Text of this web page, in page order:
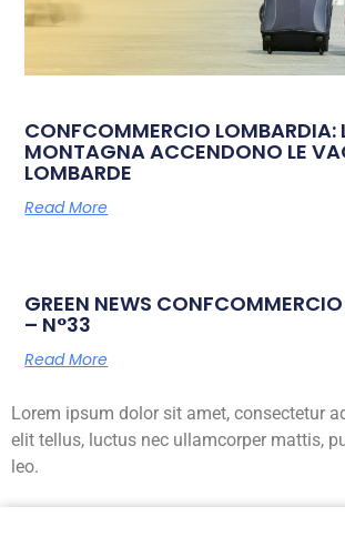
CONFCOMMERCIO LOMBARDIA:
MONTAGNA ACCENDONO LE
LOMBARDE
Read More
GREEN NEWS
– N°33
Read More
Lorem ipsum dolor sit amet, consectetur
elit tellus, luctus nec ullamcorper mattis,
leo.